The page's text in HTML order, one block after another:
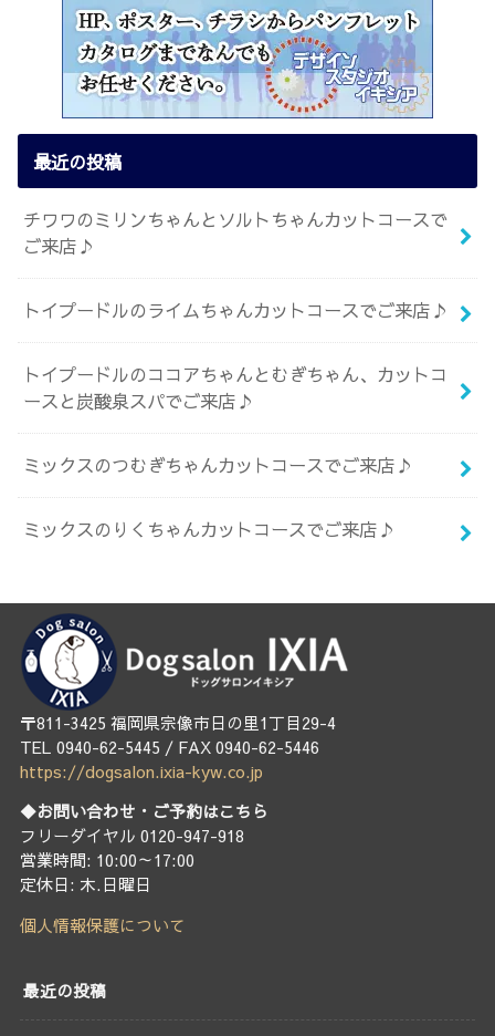
最近の投稿
チワワのミリンちゃんとソルトちゃんカットコースで
ご来店♪
トイプードルのライムちゃんカットコースでご来店♪
トイプードルのココアちゃんとむぎちゃん、カットコ
ースと炭酸泉スパでご来店♪
ミックスのつむぎちゃんカットコースでご来店♪
ミックスのりくちゃんカットコースでご来店♪
〒811-3425 福岡県宗像市日の里1丁目29-4
TEL 0940-62-5445 / FAX 0940-62-5446
https://dogsalon.ixia-kyw.co.jp
◆お問い合わせ・ご予約はこちら
フリーダイヤル 0120-947-918
営業時間: 10:00～17:00
定休日: 木.日曜日
個人情報保護について
最近の投稿